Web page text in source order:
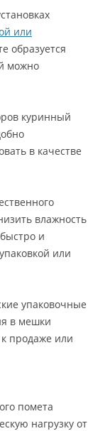
или
образуется
можно
куринный
в качестве
влажность
и
или
упаковочные
в мешки
продаже или
помета
нагрузку от